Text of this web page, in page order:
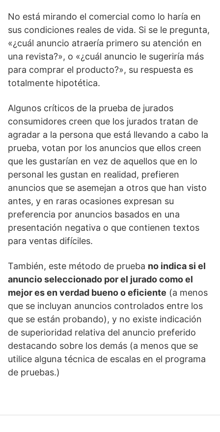
No está mirando el comercial como lo haría en
sus condiciones reales de vida. Si se le pregunta,
«¿cuál anuncio atraería primero su atención en
una revista?», o «¿cuál anuncio le sugeriría más
para comprar el producto?», su respuesta es
totalmente hipotética.
Algunos críticos de la prueba de jurados
consumidores creen que los jurados tratan de
agradar a la persona que está llevando a cabo la
prueba, votan por los anuncios que ellos creen
que les gustarían en vez de aquellos que en lo
personal les gustan en realidad, prefieren
anuncios que se asemejan a otros que han visto
antes, y en raras ocasiones expresan su
preferencia por anuncios basados en una
presentación negativa o que contienen textos
para ventas difíciles.
También, este método de prueba no indica si el
anuncio seleccionado por el jurado como el
mejor es en verdad bueno o eficiente (a menos
que se incluyan anuncios controlados entre los
que se están probando), y no existe indicación
de superioridad relativa del anuncio preferido
destacando sobre los demás (a menos que se
utilice alguna técnica de escalas en el programa
de pruebas.)